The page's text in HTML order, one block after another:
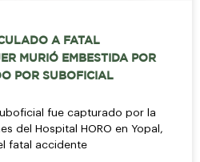
A FATAL
MURIÓ EMBESTIDA POR
POR SUBOFICIAL
fue capturado por la
del Hospital HORO en Yopal,
fatal accidente